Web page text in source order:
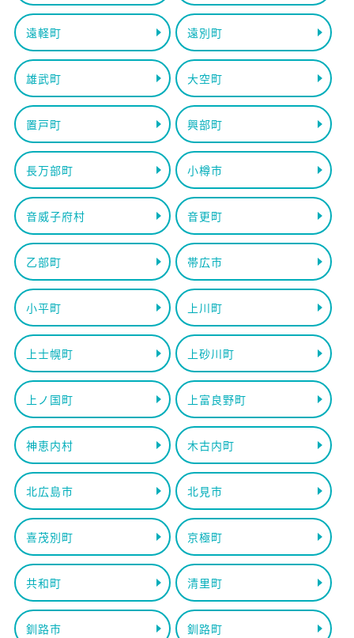
遠軽町 遠別町
雄武町 大空町
置戸町 興部町
長万部町 小樽市
音威子府村 音更町
乙部町 帯広市
小平町 上川町
上士幌町 上砂川町
上ノ国町 上富良野町
神恵内村 木古内町
北広島市 北見市
喜茂別町 京極町
共和町 清里町
釧路市 釧路町